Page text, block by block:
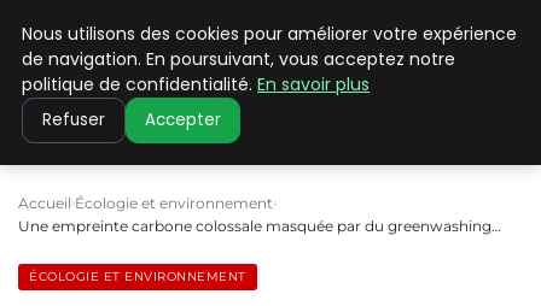
CLIMATE C ADVANCED
Accueil Écologie et environnement
Une empreinte carbone colossale masquée par du greenwashing…
ÉCOLOGIE ET ENVIRONNEMENT
Nous utilisons des cookies pour améliorer votre expérience
de navigation. En poursuivant, vous acceptez notre
politique de confidentialité. En savoir plus
Refuser Accepter